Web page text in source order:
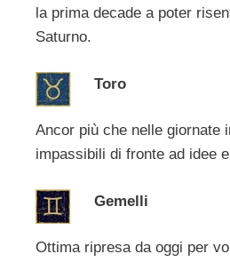
la prima decade a poter
Saturno.
Toro
Ancor più che nelle giornate
impassibili di fronte ad idee
Gemelli
Ottima ripresa da oggi per